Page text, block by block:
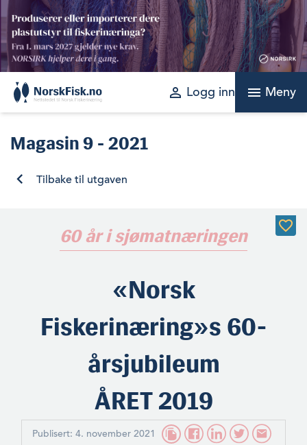
Skip
content
perm_identity Logg inn menu Meny
Magasin9 - 2021
Tilbake til utgaven
60 år i sjømatnæringen
«Norsk
Fiskerinæring»s 60-
årsjubileum
ÅRET 2019
Publisert: 4. november 2021